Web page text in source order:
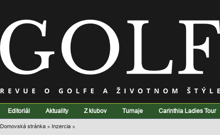
Editoriál Aktuality Z klubov Turnaje Carinthia Ladies Tour
Domovská stránka » Inzercia »